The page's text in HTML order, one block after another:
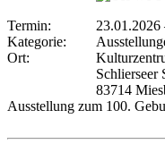
Termin: 23.01.2026
Kategorie:
Ort:
Schlierseer
83714
Ausstellung zum 100.